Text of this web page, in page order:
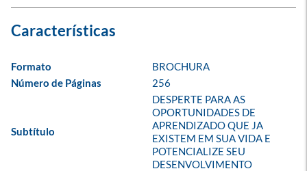
Formato
BROCHURA
Número de Páginas
256
Subtítulo
DESPERTE PARA AS
OPORTUNIDADES DE
APRENDIZADO QUE JA
EXISTEM EM SUA VIDA E
POTENCIALIZE SEU
DESENVOLVIMENTO